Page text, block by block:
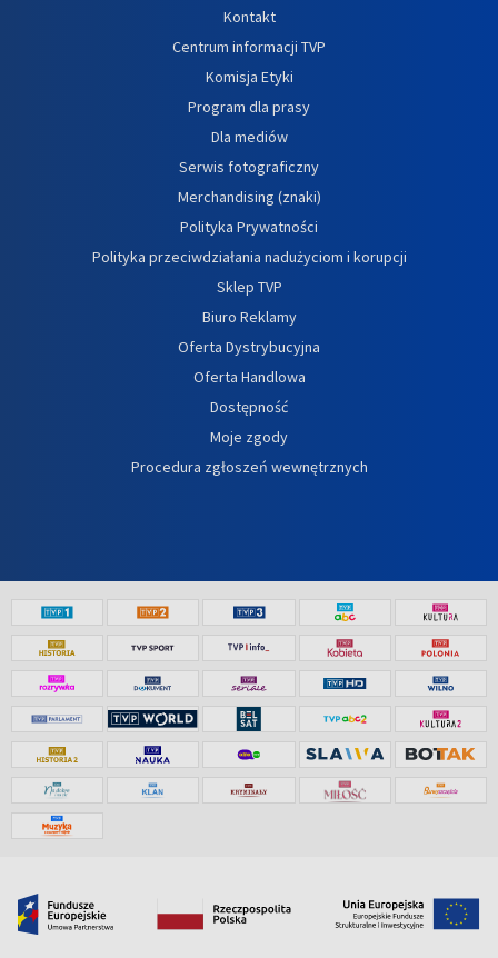
Kontakt
Centrum informacji TVP
Komisja Etyki
Program dla prasy
Dla mediów
Serwis fotograficzny
Merchandising (znaki)
Polityka Prywatności
Polityka przeciwdziałania nadużyciom i korupcji
Sklep TVP
Biuro Reklamy
Oferta Dystrybucyjna
Oferta Handlowa
Dostępność
Moje zgody
Procedura zgłoszeń wewnętrznych